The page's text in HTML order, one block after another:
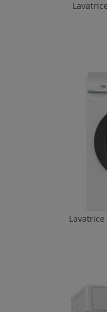
Lavatrice